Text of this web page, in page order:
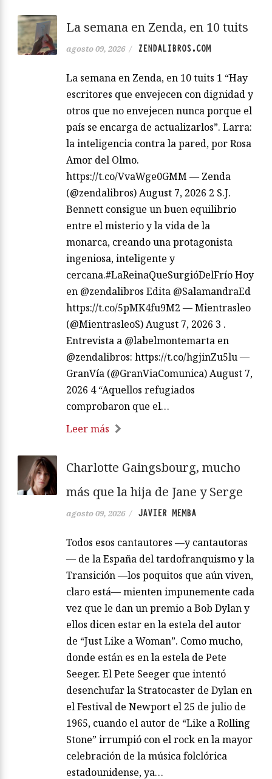
La semana en Zenda, en 10 tuits
agosto 09, 2026 / ZENDALIBROS.COM
La semana en Zenda, en 10 tuits 1 “Hay
escritores que envejecen con dignidad y
otros que no envejecen nunca porque el
país se encarga de actualizarlos”. Larra:
la inteligencia contra la pared, por Rosa
Amor del Olmo.
https://t.co/VvaWge0GMM — Zenda
(@zendalibros) August 7, 2026 2 S.J.
Bennett consigue un buen equilibrio
entre el misterio y la vida de la
monarca, creando una protagonista
ingeniosa, inteligente y
cercana.#LaReinaQueSurgióDelFrío Hoy
en @zendalibros Edita @SalamandraEd
https://t.co/5pMK4fu9M2 — Mientrasleo
(@MientrasleoS) August 7, 2026 3 .
Entrevista a @labelmontemarta en
@zendalibros: https://t.co/hgjinZu5lu —
GranVía (@GranViaComunica) August 7,
2026 4 “Aquellos refugiados
comprobaron que el…
Leer más
Charlotte Gaingsbourg, mucho
más que la hija de Jane y Serge
agosto 09, 2026 / JAVIER MEMBA
Todos esos cantautores —y cantautoras
— de la España del tardofranquismo y la
Transición —los poquitos que aún viven,
claro está— mienten impunemente cada
vez que le dan un premio a Bob Dylan y
ellos dicen estar en la estela del autor
de “Just Like a Woman”. Como mucho,
donde están es en la estela de Pete
Seeger. El Pete Seeger que intentó
desenchufar la Stratocaster de Dylan en
el Festival de Newport el 25 de julio de
1965, cuando el autor de “Like a Rolling
Stone” irrumpió con el rock en la mayor
celebración de la música folclórica
estadounidense, ya…